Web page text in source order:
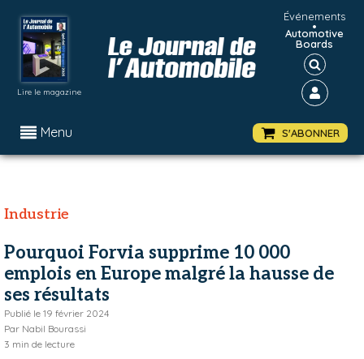
Lire le magazine
Événements
•
Automotive
Boards
Menu S'ABONNER
Industrie
Pourquoi Forvia supprime 10 000
emplois en Europe malgré la hausse de
ses résultats
Publié le 19 février 2024
Par Nabil Bourassi
3 min de lecture